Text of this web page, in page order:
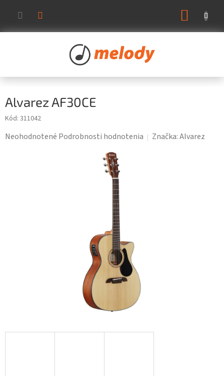
obsah
Alvarez AF30CE
Kód: 311042
Priemerné
Neohodnotené Podrobnosti hodnotenia Značka:Alvarez